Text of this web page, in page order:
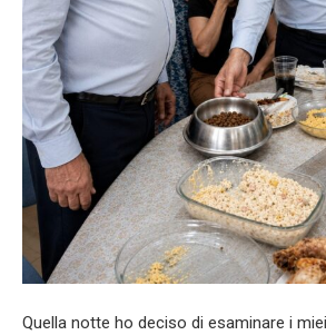
Quella notte ho deciso di esaminare i